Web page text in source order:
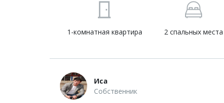
1-комнатная квартира 2 спальных места
Иса
Собственник